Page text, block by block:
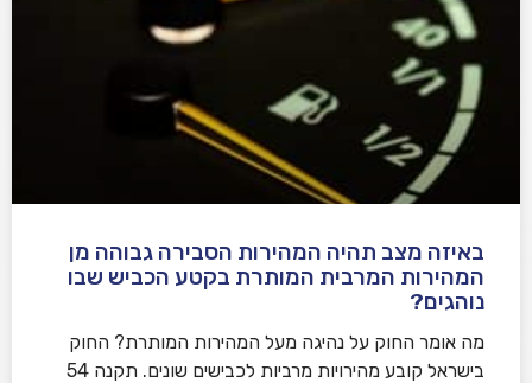
באיזה מצב תהיה המהירות הסבירה גבוהה מן
המהירות המרבית המותרת בקטע הכביש שבו
נוהגים?
​מה אומר החוק על נהיגה מעל המהירות המותרת? החוק
בישראל קובע מהירויות מרביות לכבישים שונים. תקנה 54